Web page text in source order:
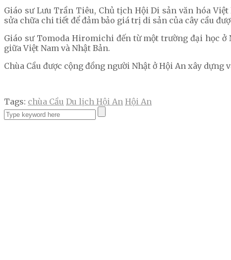
Giáo sư Lưu Trần Tiêu, Chủ tịch Hội Di sản văn hóa
sửa chữa chi tiết để đảm bảo giá trị di sản của cây cầu
Giáo sư Tomoda Hiromichi đến từ một trường đại học
giữa Việt Nam và Nhật Bản.
Chùa Cầu được cộng đồng người Nhật ở Hội An xây
Tags: chùa Cầu Du lịch Hội An Hội An